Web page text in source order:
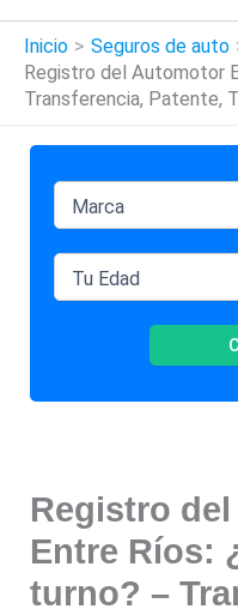
Inicio
Seguros de auto
Registro del Automotor
Transferencia, Patente,
Registro
Entre Ríos:
turno? –